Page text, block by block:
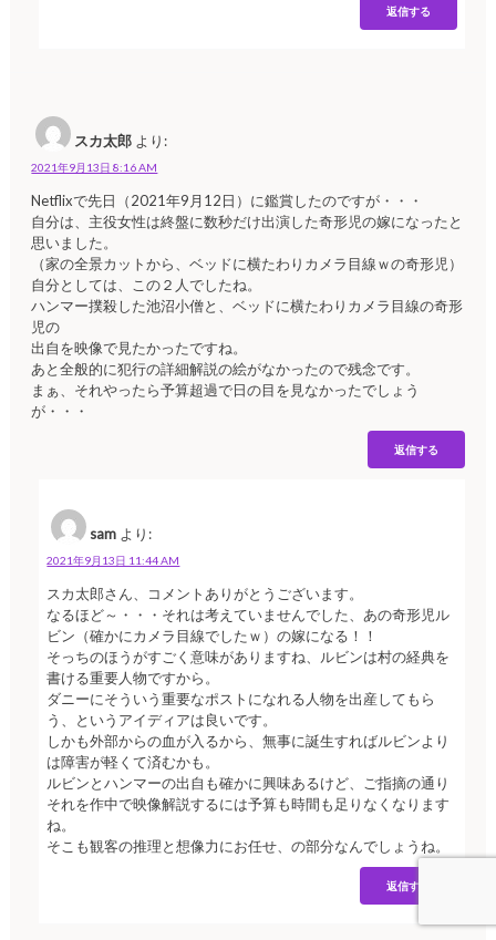
返信する
スカ太郎 より:
2021年9月13日 8:16 AM
Netflixで先日（2021年9月12日）に鑑賞したのですが・・・
自分は、主役女性は終盤に数秒だけ出演した奇形児の嫁になったと
思いました。
（家の全景カットから、ベッドに横たわりカメラ目線ｗの奇形児）
自分としては、この２人でしたね。
ハンマー撲殺した池沼小僧と、ベッドに横たわりカメラ目線の奇形
児の
出自を映像で見たかったですね。
あと全般的に犯行の詳細解説の絵がなかったので残念です。
まぁ、それやったら予算超過で日の目を見なかったでしょう
が・・・
返信する
sam より:
2021年9月13日 11:44 AM
スカ太郎さん、コメントありがとうございます。
なるほど～・・・それは考えていませんでした、あの奇形児ル
ビン（確かにカメラ目線でしたｗ）の嫁になる！！
そっちのほうがすごく意味がありますね、ルビンは村の経典を
書ける重要人物ですから。
ダニーにそういう重要なポストになれる人物を出産してもら
う、というアイディアは良いです。
しかも外部からの血が入るから、無事に誕生すればルビンより
は障害が軽くて済むかも。
ルビンとハンマーの出自も確かに興味あるけど、ご指摘の通り
それを作中で映像解説するには予算も時間も足りなくなります
ね。
そこも観客の推理と想像力にお任せ、の部分なんでしょうね。
返信する